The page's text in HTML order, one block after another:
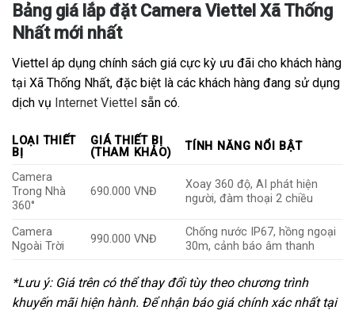
Bảng giá lắp đặt Camera Viettel Xã Thống
Nhất mới nhất
Viettel áp dụng chính sách giá cực kỳ ưu đãi cho khách hàng
tại Xã Thống Nhất, đặc biệt là các khách hàng đang sử dụng
dịch vụ Internet Viettel sẵn có.
LOẠI THIẾT
BỊ
GIÁ THIẾT BỊ
(THAM KHẢO)
TÍNH NĂNG NỔI BẬT
Camera
Trong Nhà
360°
690.000 VNĐ
Xoay 360 độ, AI phát hiện
người, đàm thoại 2 chiều
Camera
Ngoài Trời
990.000 VNĐ
Chống nước IP67, hồng ngoại
30m, cảnh báo âm thanh
*Lưu ý: Giá trên có thể thay đổi tùy theo chương trình
khuyến mãi hiện hành. Để nhận báo giá chính xác nhất tại